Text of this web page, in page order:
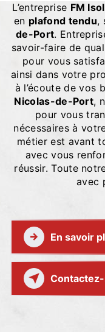
L’entreprise FM
en plafond tendu,
de-Port.
savoir-faire de
pour vous
ainsi dans votre
à l’écoute de vos
Nicolas-de-Port,
pour vous
nécessaires à
métier est avant
avec vous
réussir. Toute
avec
En savoir